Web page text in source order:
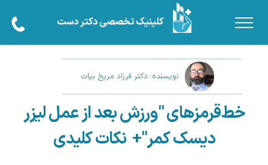
کلینیک تخصصی دکتر دست
نویسنده: دکتر فرزاد مریخ بیات
خط‌قرمزهای "ورزش بعد از عمل لیزر
دیسک کمر"+ نکات کلیدی